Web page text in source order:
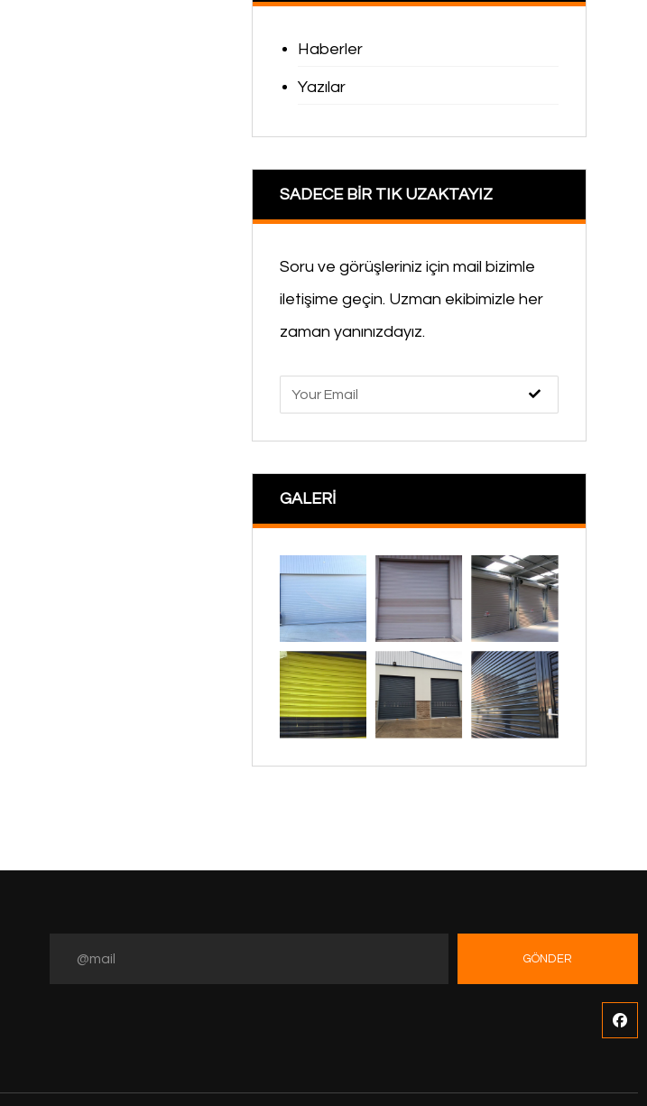
Haberler
Yazılar
SADECE BİR TIK UZAKTAYIZ
Soru ve görüşleriniz için mail bizimle
iletişime geçin. Uzman ekibimizle her
zaman yanınızdayız.
GALERİ
GÖNDER